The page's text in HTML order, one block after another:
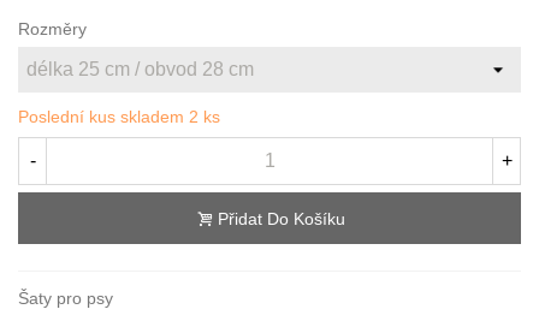
Rozměry
Poslední kus skladem 2 ks
- +
Přidat Do Košíku
Šaty pro psy